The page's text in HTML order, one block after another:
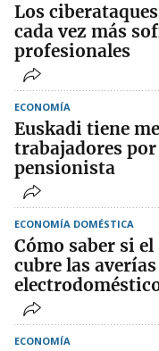
Los
cada vez más
profesionales
ECONOMÍA
Euskadi tiene
trabajadores por
pensionista
ECONOMÍA DOMÉSTICA
Cómo saber si
cubre las
ECONOMÍA